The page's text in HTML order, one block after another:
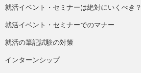
就活イベント・セミナーは絶対にいくべき？
就活イベント・セミナーでのマナー
就活の筆記試験の対策
インターンシップ